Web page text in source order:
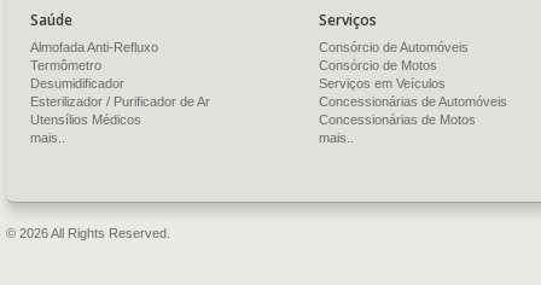
Saúde
Almofada Anti-Refluxo
Termômetro
Desumidificador
Esterilizador / Purificador de Ar
Utensílios Médicos
mais..
Serviços
Consórcio de Automóveis
Consórcio de Motos
Serviços em Veículos
Concessionárias de Automóveis
Concessionárias de Motos
mais..
© 2026 All Rights Reserved.